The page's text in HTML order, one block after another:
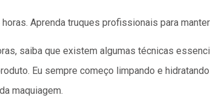
Aprenda truques profissionais para
saiba que existem algumas técnicas
Eu sempre começo limpando e
maquiagem.